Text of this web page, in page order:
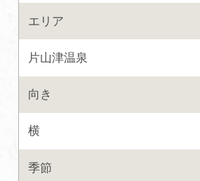
加賀 旅先納税
FAQ
パンフレットダウンロード
エリア
片山津温泉
向き
横
季節